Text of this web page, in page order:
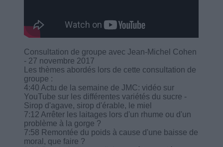
Consultation de groupe avec Jean-Michel Cohen
- 27 novembre 2017
Les thèmes abordés lors de cette consultation de
groupe :
4:40 Actu de la semaine de JMC: vidéo sur
YouTube sur les différentes variétés du sucre -
Sirop d'agave, sirop d'érable, le miel
7:12 Arrêter les laitages lors d'un rhume ou d'un
problème à la gorge ?
7:58 Remontée du poids à cause d'une baisse de
moral, que faire ?